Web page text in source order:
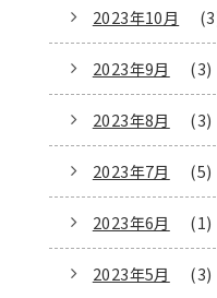
2023年10月
2023年9月 (3)
2023年8月 (3)
2023年7月 (5)
2023年6月 (1)
2023年5月 (3)